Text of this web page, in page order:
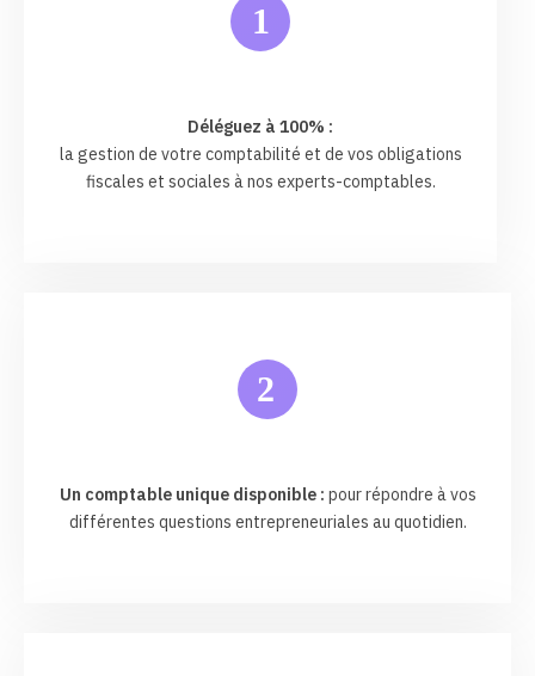
1
Déléguez à 100% :
la gestion de votre comptabilité et de vos obligations
fiscales et sociales à nos experts-comptables.
2
Un comptable unique disponible : pour répondre à vos
différentes questions entrepreneuriales au quotidien.